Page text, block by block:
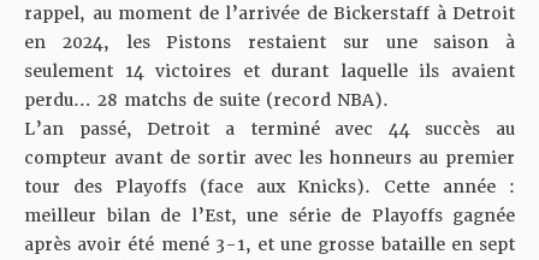
rappel, au moment de l’arrivée de Bickerstaff à Detroit
en 2024, les Pistons restaient sur une saison à
seulement 14 victoires et durant laquelle ils avaient
perdu… 28 matchs de suite (record NBA).
L’an passé, Detroit a terminé avec 44 succès au
compteur avant de sortir avec les honneurs au premier
tour des Playoffs (face aux Knicks). Cette année :
meilleur bilan de l’Est, une série de Playoffs gagnée
après avoir été mené 3-1, et une grosse bataille en sept